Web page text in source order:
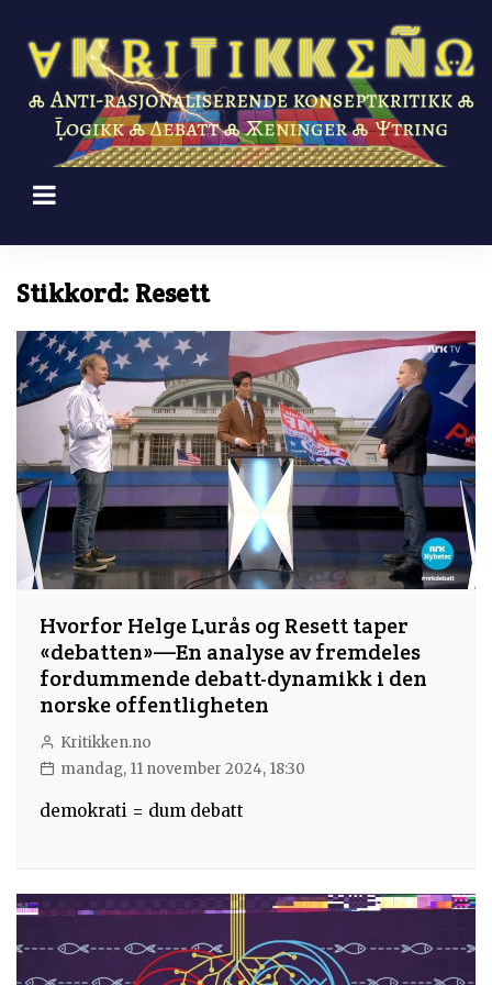
content
Stikkord: Resett
Hvorfor Helge Lurås og Resett taper
«debatten»—En analyse av fremdeles
fordummende debatt-dynamikk i den
norske offentligheten
Kritikken.no
mandag, 11 november 2024, 18:30
demokrati = dum debatt